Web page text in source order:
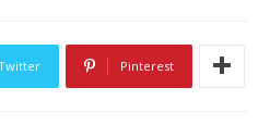
Pinterest